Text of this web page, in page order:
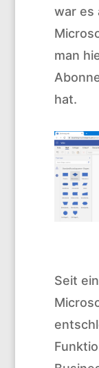
war es
man
hat.
Seit